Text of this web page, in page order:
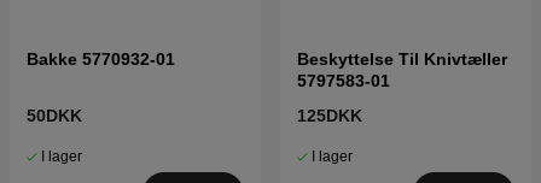
Bakke 5770932-01
50DKK
I lager
Beskyttelse Til Knivtæller
5797583-01
125DKK
I lager